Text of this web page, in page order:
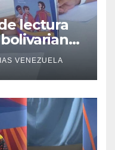
lectura
VENEZUELA